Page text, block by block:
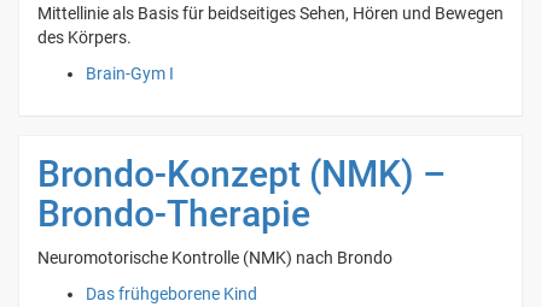
Mittellinie als Basis für beidseitiges Sehen, Hören und Bewegen
des Körpers.
Brain-Gym I
Brondo-Konzept (NMK) –
Brondo-Therapie
Neuromotorische Kontrolle (NMK) nach Brondo
Das frühgeborene Kind